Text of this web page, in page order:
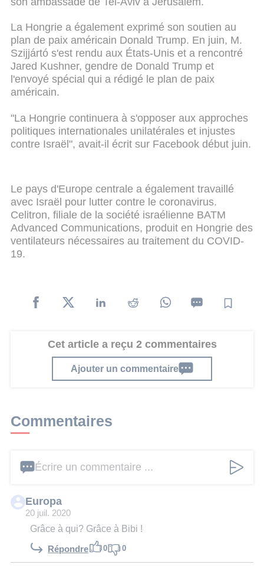
La Hongrie a également exprimé son soutien au
plan de paix américain Donald Trump. En juin, M.
Szijjártó s'est rendu aux États-Unis et a rencontré
Jared Kushner, gendre de Donald Trump et
l'envoyé spécial qui a rédigé le plan de paix
américain.
"La Hongrie continuera à s'opposer aux approches
politiques internationales unilatérales et injustes
contre Israël", avait-il écrit sur Facebook début juin.
Le pays d'Europe centrale a également travaillé
avec Israël pour lutter contre le coronavirus.
Celitron, filiale de la société israélienne BATM
Advanced Communications, produit en Hongrie des
ventilateurs nécessaires au traitement du COVID-
19.
Cet article a reçu 2 commentaires
Ajouter un commentaire
Commentaires
Écrire un commentaire ...
Europa
20 juil. 2020
Grâce à qui? Grâce à Bibi !
Répondre 0 0